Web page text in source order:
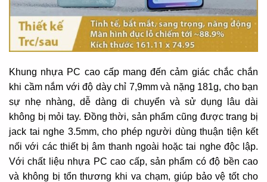
Khung nhựa PC cao cấp mang đến cảm giác chắc chắn
khi cầm nắm với độ dày chỉ 7,9mm và nặng 181g, cho bạn
sự nhẹ nhàng, dễ dàng di chuyển và sử dụng lâu dài
không bị mỏi tay. Đồng thời, sản phẩm cũng được trang bị
jack tai nghe 3.5mm, cho phép người dùng thuận tiện kết
nối với các thiết bị âm thanh ngoài hoặc tai nghe độc lập.
Với chất liệu nhựa PC cao cấp, sản phẩm có độ bền cao
và không bị tổn thương khi va chạm, giúp bảo vệ tốt cho